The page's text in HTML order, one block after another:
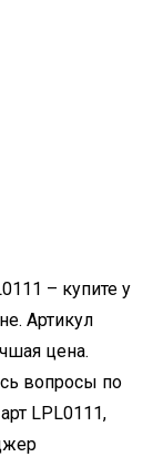
– купите у
Артикул
цена.
вопросы по
LPL0111,